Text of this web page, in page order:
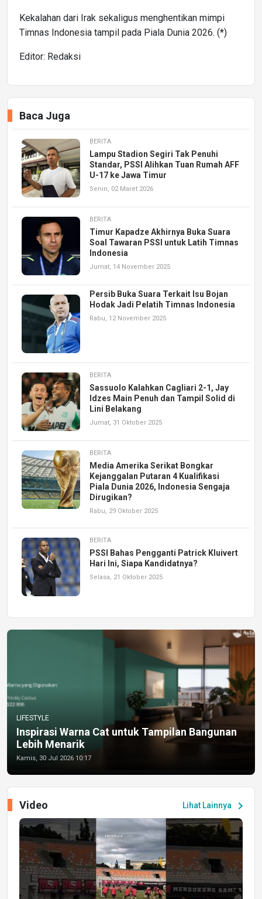
Kekalahan dari Irak sekaligus menghentikan mimpi
Timnas Indonesia tampil pada Piala Dunia 2026. (*)
Editor: Redaksi
Baca Juga
BERITA
Lampu Stadion Segiri Tak Penuhi
Standar, PSSI Alihkan Tuan Rumah AFF
U-17 ke Jawa Timur
Senin, 02 Maret 2026
BERITA
Timur Kapadze Akhirnya Buka Suara
Soal Tawaran PSSI untuk Latih Timnas
Indonesia
Jumat, 14 November 2025
Persib Buka Suara Terkait Isu Bojan
Hodak Jadi Pelatih Timnas Indonesia
Rabu, 12 November 2025
BERITA
Sassuolo Kalahkan Cagliari 2-1, Jay
Idzes Main Penuh dan Tampil Solid di
Lini Belakang
Jumat, 31 Oktober 2025
BERITA
Media Amerika Serikat Bongkar
Kejanggalan Putaran 4 Kualifikasi
Piala Dunia 2026, Indonesia Sengaja
Dirugikan?
Rabu, 29 Oktober 2025
BERITA
PSSI Bahas Pengganti Patrick Kluivert
Hari Ini, Siapa Kandidatnya?
Selasa, 21 Oktober 2025
LIFESTYLE
Inspirasi Warna Cat untuk Tampilan Bangunan
Lebih Menarik
Kamis, 30 Jul 2026 10:17
Lihat Lainnya chevron_right
Video